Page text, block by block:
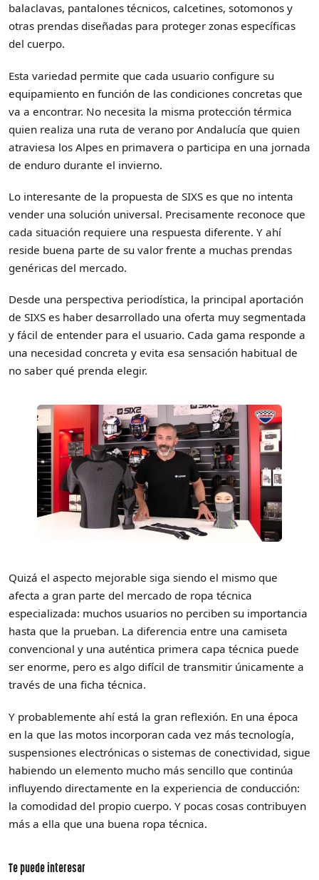
balaclavas, pantalones técnicos, calcetines, sotomonos y
otras prendas diseñadas para proteger zonas específicas
del cuerpo.
Esta variedad permite que cada usuario configure su
equipamiento en función de las condiciones concretas que
va a encontrar. No necesita la misma protección térmica
quien realiza una ruta de verano por Andalucía que quien
atraviesa los Alpes en primavera o participa en una jornada
de enduro durante el invierno.
Lo interesante de la propuesta de SIXS es que no intenta
vender una solución universal. Precisamente reconoce que
cada situación requiere una respuesta diferente. Y ahí
reside buena parte de su valor frente a muchas prendas
genéricas del mercado.
Desde una perspectiva periodística, la principal aportación
de SIXS es haber desarrollado una oferta muy segmentada
y fácil de entender para el usuario. Cada gama responde a
una necesidad concreta y evita esa sensación habitual de
no saber qué prenda elegir.
Quizá el aspecto mejorable siga siendo el mismo que
afecta a gran parte del mercado de ropa técnica
especializada: muchos usuarios no perciben su importancia
hasta que la prueban. La diferencia entre una camiseta
convencional y una auténtica primera capa técnica puede
ser enorme, pero es algo difícil de transmitir únicamente a
través de una ficha técnica.
Y probablemente ahí está la gran reflexión. En una época
en la que las motos incorporan cada vez más tecnología,
suspensiones electrónicas o sistemas de conectividad, sigue
habiendo un elemento mucho más sencillo que continúa
influyendo directamente en la experiencia de conducción:
la comodidad del propio cuerpo. Y pocas cosas contribuyen
más a ella que una buena ropa técnica.
Te puede interesar